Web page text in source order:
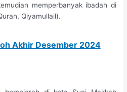
memperbanyak ibadah di
Qiyamullail).
Akhir Desember 2024